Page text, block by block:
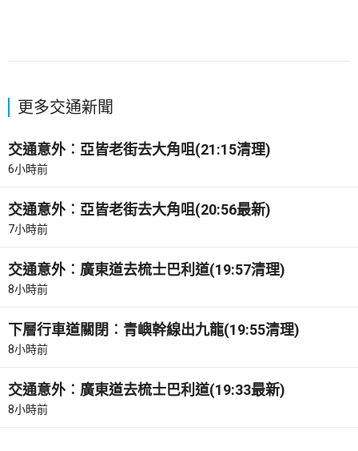
更多交通新聞
交通意外︰亞皆老街去大角咀(21:15清理)
6小時前
交通意外︰亞皆老街去大角咀(20:56最新)
7小時前
交通意外︰廣東道去梳士巴利道(19:57清理)
8小時前
下層行車道關閉︰青嶼幹線出九龍(19:55清理)
8小時前
交通意外︰廣東道去梳士巴利道(19:33最新)
8小時前